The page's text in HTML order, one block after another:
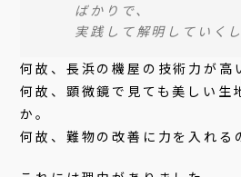
ばかりで、
実践して解明していく
何故、長浜の機屋の技術力が高
何故、顕微鏡で見ても美しい生
か。
何故、難物の改善に力を入れる